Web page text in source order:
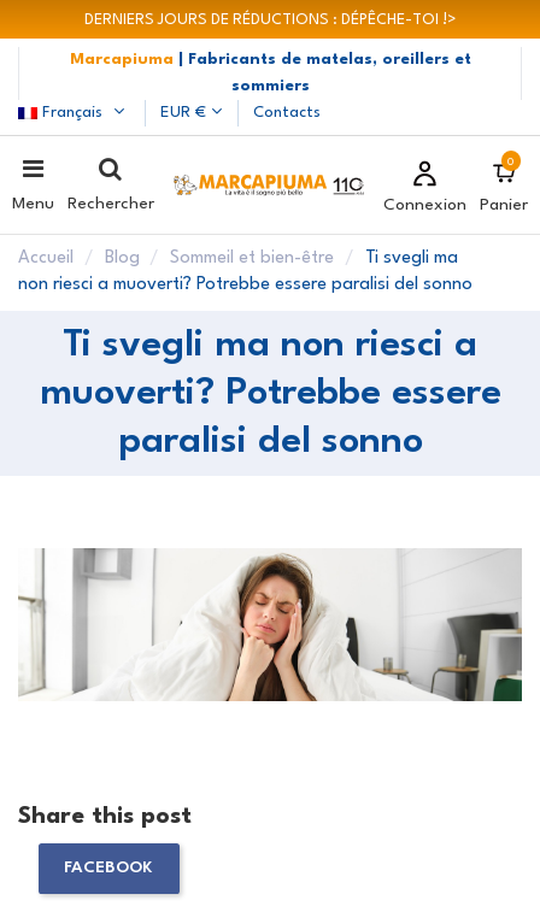
DERNIERS JOURS DE RÉDUCTIONS : DÉPÊCHE-TOI !>
Marcapiuma
| Fabricants de matelas, oreillers et
sommiers
Français
EUR € Contacts
Menu Rechercher Connexion
0
Panier
Accueil Blog Sommeil et bien-être
Ti svegli ma
non riesci a muoverti? Potrebbe essere paralisi del sonno
Ti svegli ma non riesci a
muoverti? Potrebbe essere
paralisi del sonno
Share this post
FACEBOOK